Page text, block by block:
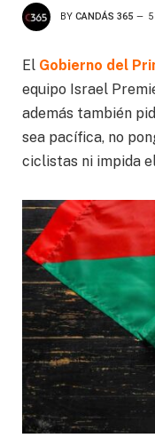
BY CANDÁS 365
El Gobierno del
equipo Israel
además también
sea pacífica, no
ciclistas ni impida